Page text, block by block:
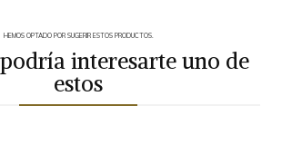
HEMOS OPTADO POR SUGERIR ESTOS PRODUCTOS.
interesarte uno de
estos